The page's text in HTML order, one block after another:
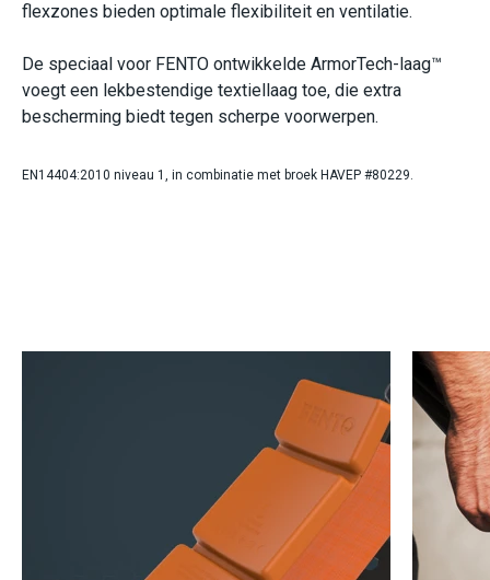
flexzones bieden optimale flexibiliteit en ventilatie.
De speciaal voor FENTO ontwikkelde ArmorTech-laag™
voegt een lekbestendige textiellaag toe, die extra
bescherming biedt tegen scherpe voorwerpen.
EN14404:2010 niveau 1, in combinatie met broek HAVEP #80229.